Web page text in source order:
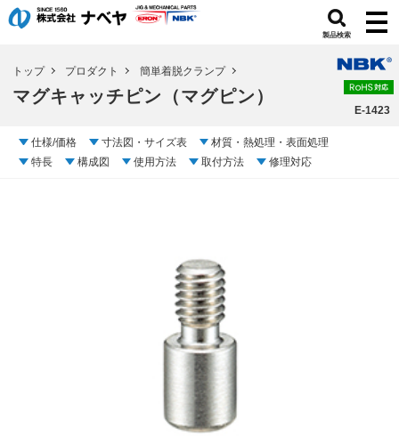
製品検索
トップ プロダクト 簡単着脱クランプ
マグキャッチピン（マグピン）
E-1423
仕様/価格 寸法図・サイズ表
材質・熱処理・表面処理
特長
構成図 使用方法 取付方法 修理対応